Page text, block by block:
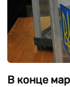
В конце